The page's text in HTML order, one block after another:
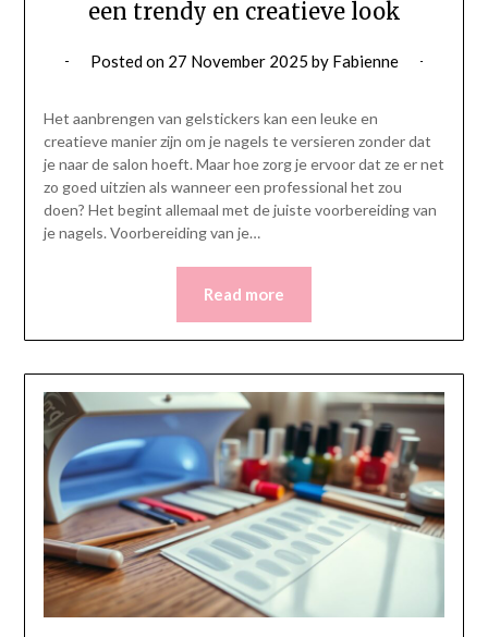
een trendy en creatieve look
Posted on 27 November 2025 by Fabienne
Het aanbrengen van gelstickers kan een leuke en
creatieve manier zijn om je nagels te versieren zonder dat
je naar de salon hoeft. Maar hoe zorg je ervoor dat ze er net
zo goed uitzien als wanneer een professional het zou
doen? Het begint allemaal met de juiste voorbereiding van
je nagels. Voorbereiding van je…
Read more